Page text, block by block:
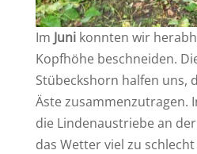
Im Juni konnten wir
Kopfhöhe beschneiden.
Stübeckshorn halfen uns,
Äste zusammenzutragen.
die Lindenaustriebe an
das Wetter viel zu